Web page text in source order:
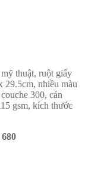
thuật, ruột giấy
29.5cm, nhiều màu
300, cán
gsm, kích thước
680